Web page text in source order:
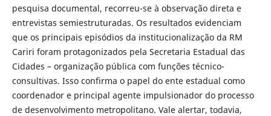
pesquisa documental, recorreu-se à observação direta e
entrevistas semiestruturadas. Os resultados evidenciam
que os principais episódios da institucionalização da RM
Cariri foram protagonizados pela Secretaria Estadual das
Cidades – organização pública com funções técnico-
consultivas. Isso confirma o papel do ente estadual como
coordenador e principal agente impulsionador do processo
de desenvolvimento metropolitano. Vale alertar, todavia,